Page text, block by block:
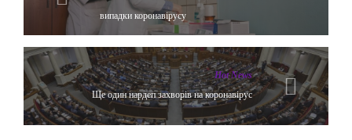
випадки коронавірусу
Hot News
Ще один нардеп захворів на коронавірус